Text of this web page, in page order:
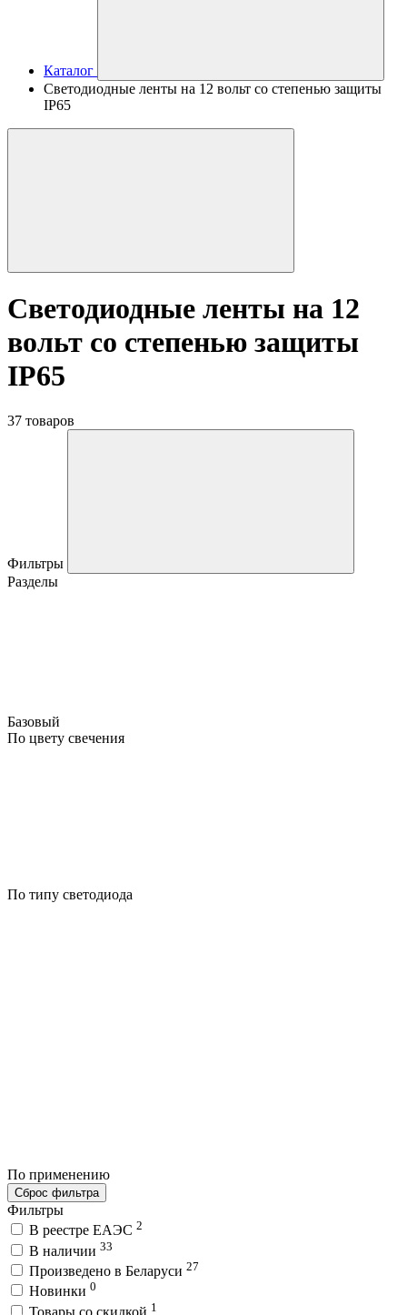
Каталог
Светодиодные ленты на 12 вольт со степенью защиты
IP65
Светодиодные ленты на 12
вольт со степенью защиты
IP65
37 товаров
Фильтры
Разделы
Базовый
По цвету свечения
По типу светодиода
По применению
Сброс фильтра
Фильтры
В реестре ЕАЭС 2
В наличии 33
Произведено в Беларуси 27
Новинки 0
Товары со скидкой 1